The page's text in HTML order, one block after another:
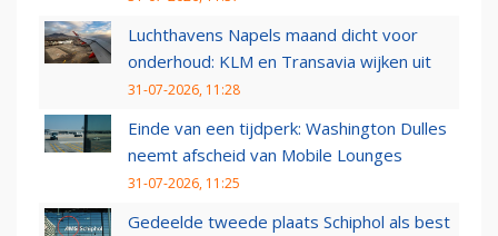
Luchthavens Napels maand dicht voor
onderhoud: KLM en Transavia wijken uit
31-07-2026, 11:28
Einde van een tijdperk: Washington Dulles
neemt afscheid van Mobile Lounges
31-07-2026, 11:25
Gedeelde tweede plaats Schiphol als best